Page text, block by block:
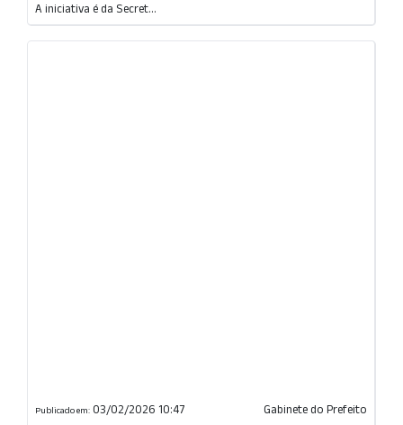
A iniciativa é da Secret...
Publicado em: 03/02/2026 10:47 Gabinete do Prefeito